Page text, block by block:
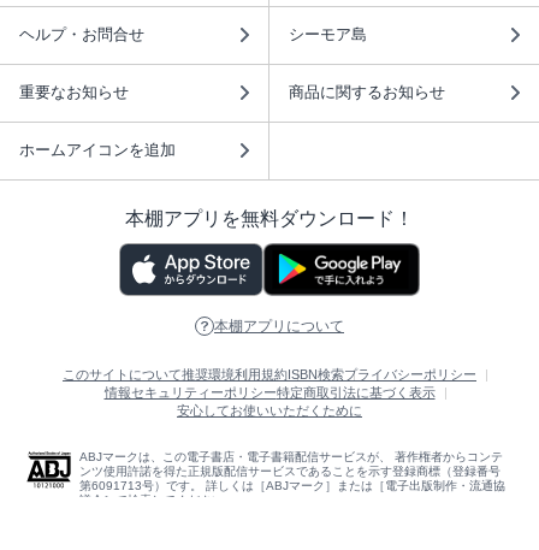
ヘルプ・お問合せ シーモア島
重要なお知らせ 商品に関するお知らせ
ホームアイコンを追加
本棚アプリを無料ダウンロード！
本棚アプリについて
このサイトについて推奨環境利用規約ISBN検索プライバシーポリシー
情報セキュリティーポリシー特定商取引法に基づく表示
安心してお使いいただくために
ABJマークは、この電子書店・電子書籍配信サービスが、 著作権者からコンテ
ンツ使用許諾を得た正規版配信サービスであることを示す登録商標（登録番号
第6091713号）です。 詳しくは［ABJマーク］または［電子出版制作・流通協
議会］で検索してください。